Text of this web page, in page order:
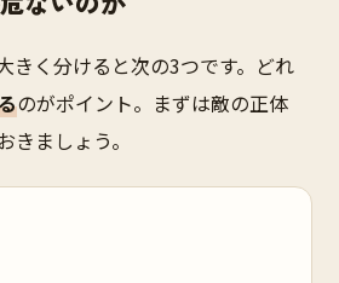
きく分けると次の3つです。どれ
のがポイント。まずは敵の正体
きましょう。